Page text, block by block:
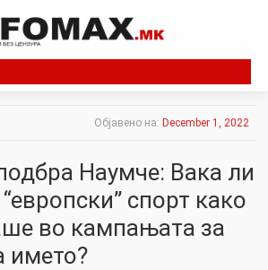
Објавено на: December 1, 2022
Наумче: Вака ли
спорт како
во кампањата за
името?